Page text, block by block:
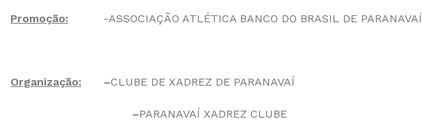
Promoção: -ASSOCIAÇÃO ATLÉTICA BANCO DO BRASIL DE PARANAVAÍ
Organização: –CLUBE DE XADREZ DE PARANAVAÍ
–PARANAVAÍ XADREZ CLUBE